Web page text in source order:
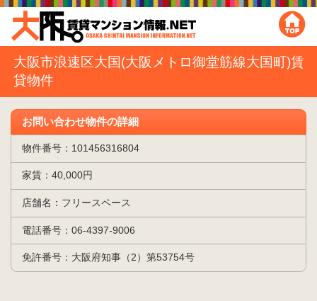
大阪市浪速区大国(大阪メトロ御堂筋線大国町)賃
貸物件
お問い合わせ物件の詳細
物件番号：101456316804
家賃：40,000円
店舗名：フリースペース
電話番号：06-4397-9006
免許番号：大阪府知事（2）第53754号